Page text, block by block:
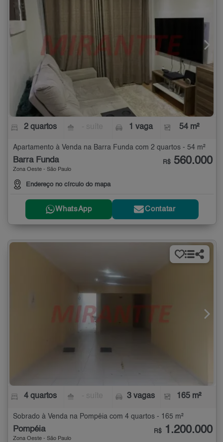
2 quartos 1 vaga 54 m²
Apartamento à Venda na Barra Funda com 2 quartos - 54 m²
Barra Funda
Zona Oeste - São Paulo
Endereço no círculo do mapa
R$ 560.000
WhatsApp Contatar
4 quartos 3 vagas 165 m²
Sobrado à Venda na Pompéia com 4 quartos - 165 m²
Pompéia
Zona Oeste - São Paulo
R$ 1.200.000